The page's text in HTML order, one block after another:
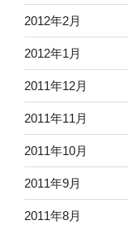
2012年2月
2012年1月
2011年12月
2011年11月
2011年10月
2011年9月
2011年8月